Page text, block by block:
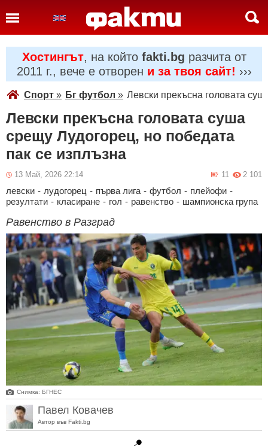
Хостингът, на който fakti.bg разчита от
2011 г., вече е отворен и за твоя сайт! ›››
Спорт » Бг футбол » Левски прекъсна головата
Левски прекъсна головата суша
срещу Лудогорец, но победата
пак се изплъзна
13 Май, 2026 22:14 2 101
11
левски - лудогорец - първа лига - футбол - плейофи -
резултати - класиране - гол - равенство - шампионска група
Равенство в Разград
Снимка: БГНЕС
Павел Ковачев
Автор във Fakti.bg